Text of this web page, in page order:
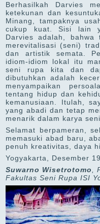
Berhasilkah Darvies
ketekunan dan
Minang, tampaknya
cukup kuat. Sisi lain
Darvies adalah,
merevitalisasi (seni)
dan artistik semata.
idiom-idiom lokal itu
seni rupa kita dan
dibutuhkan adalah
menyampaikan
tentang hidup dan
kemanusiaan. Itulah,
yang abadi dan tetap
menarik dalam karya
Selamat berpameran,
memasuki abad baru,
penuh kreativitas, daya
Yogyakarta, Desember
Suwarno Wisetrotomo
,
Fakultas Seni Rupa ISI